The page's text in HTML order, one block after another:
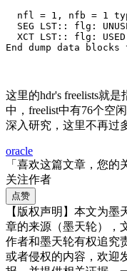
nfl = 1, nfb = 1
SEG LST:: flg:
XCT LST:: flg:
End dump data
这里的hdr's freelists就
中，freelist中有76个空
深入研究，这里不再过
oracle
「喜欢这篇文章，您的
关注作者
点赞
【版权声明】本文为
章的来源（墨天轮），
作者和墨天轮有权追究
或者侵权的内容，欢迎